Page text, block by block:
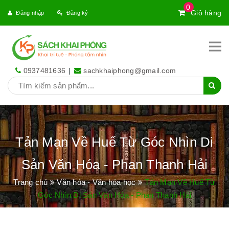
0
Giỏ hàng
Đăng nhập Đăng ký
0937481636 | sachkhaiphong@gmail.com
Tản Mạn Về Huế Từ Góc Nhìn Di
Sản Văn Hóa - Phan Thanh Hải
Trang chủ Văn hóa - Văn hóa học
Tản Mạn Về Huế Từ
Góc Nhìn Di Sản Văn Hóa - Phan Thanh Hải